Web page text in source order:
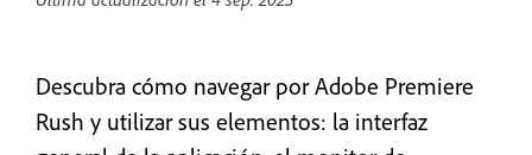
Descubra cómo navegar por Adobe Premiere
Rush y utilizar sus elementos: la interfaz